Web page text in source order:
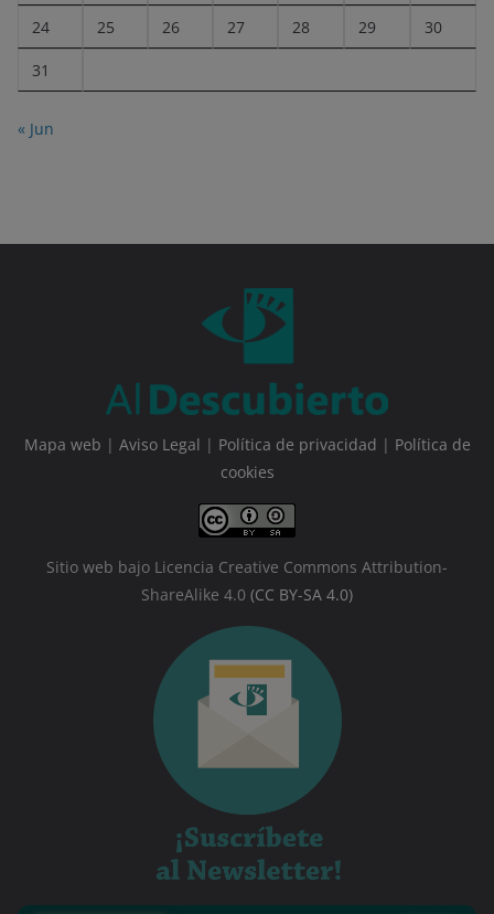
24 25 26 27 28 29 30
31
« Jun
Mapa web | Aviso Legal | Política de privacidad | Política de
cookies
Sitio web bajo Licencia Creative Commons Attribution-
ShareAlike 4.0 (CC BY-SA 4.0)